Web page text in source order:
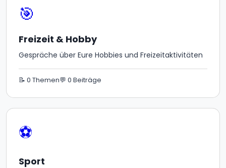
🎯
Freizeit & Hobby
Gespräche über Eure Hobbies und Freizeitaktivitäten
📝 0 Themen💬 0 Beiträge
⚽
Sport